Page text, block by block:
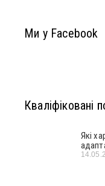
Ми у Facebook
Кваліфіковані
Які